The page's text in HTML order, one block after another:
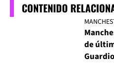
CONTENIDO
de